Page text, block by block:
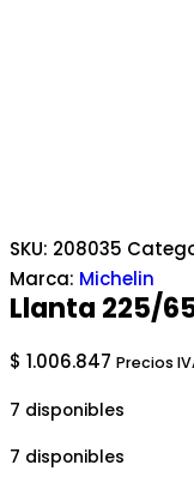
SKU: 208035
Marca: Michelin
Llanta 225/65
$ 1.006.847 Precios
7 disponibles
7 disponibles